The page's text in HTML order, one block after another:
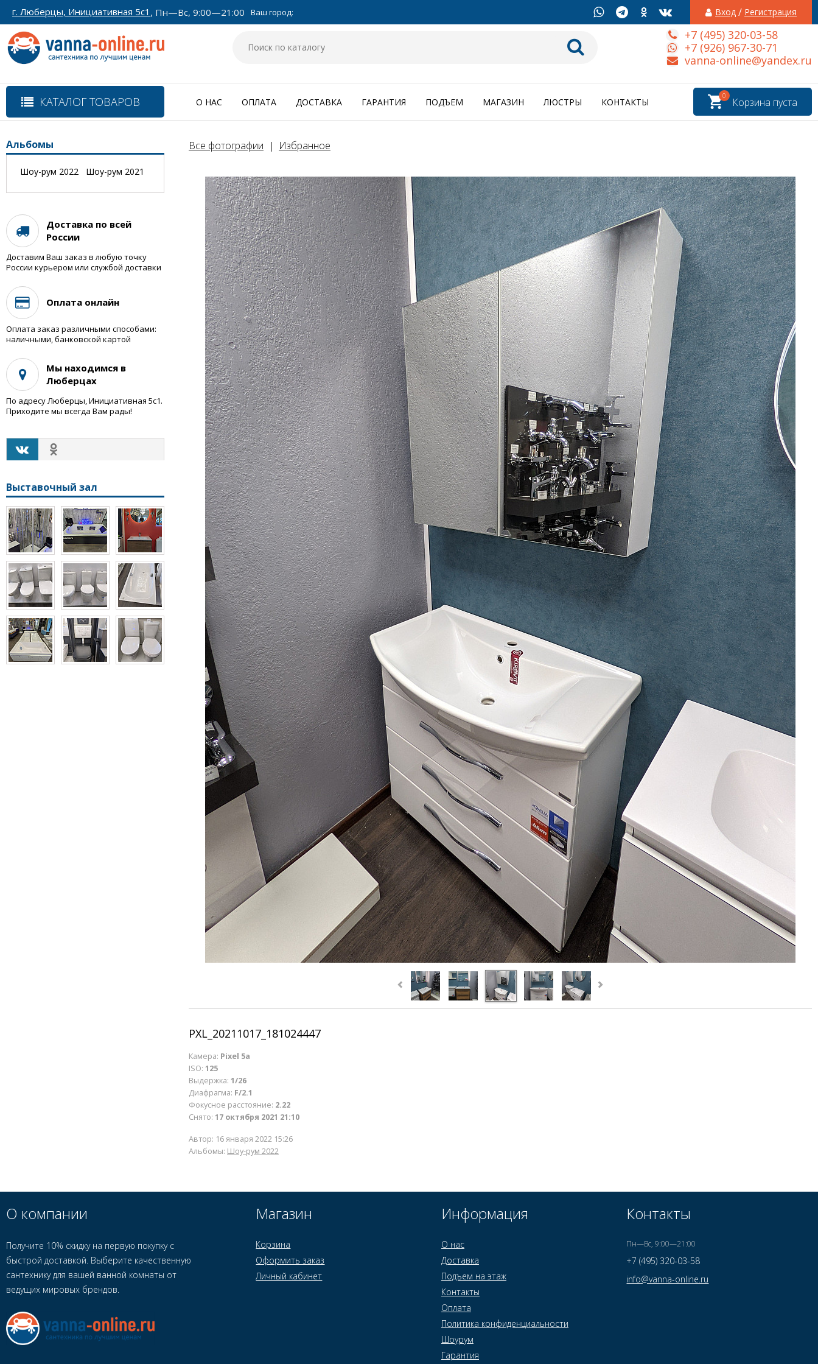
г. Люберцы, Инициативная 5с1 , Пн—Вс, 9:00—21:00 Ваш город: Вход / Регистрация
+7 (495) 320-03-58
+7 (926) 967-30-71
vanna-online@yandex.ru
КАТАЛОГ ТОВАРОВ Корзина пуста
0
О НАС ОПЛАТА ДОСТАВКА ГАРАНТИЯ ПОДЪЕМ МАГАЗИН ЛЮСТРЫ КОНТАКТЫ
Все фотографии Избранное
PXL_20211017_181024447
Камера: Pixel 5a
ISO: 125
Выдержка: 1/26
Диафрагма: F/2.1
Фокусное расстояние: 2.22
Снято: 17 октября 2021 21:10
Автор: 16 января 2022 15:26
Альбомы: Шоу-рум 2022
Альбомы
Шоу-рум 2022 Шоу-рум 2021
Доставка по всей
России
Доставим Ваш заказ в любую точку
России курьером или службой доставки
Оплата онлайн
Оплата заказ различными способами:
наличными, банковской картой
Мы находимся в
Люберцах
По адресу Люберцы, Инициативная 5с1.
Приходите мы всегда Вам рады!
Выставочный зал
О компании
Получите 10% скидку на первую покупку с
быстрой доставкой. Выберите качественную
сантехнику для вашей ванной комнаты от
ведущих мировых брендов.
Магазин
Корзина
Оформить заказ
Личный кабинет
Информация
О нас
Доставка
Подъем на этаж
Контакты
Оплата
Политика конфиденциальности
Шоурум
Гарантия
Контакты
Пн—Вс, 9:00—21:00
+7 (495) 320-03-58
info@vanna-online.ru